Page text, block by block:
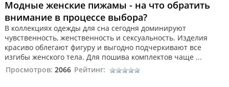
Модные женские пижамы - на что обратить
внимание в процессе выбора?
В коллекциях одежды для сна сегодня доминируют
чувственность, женственность и сексуальность. Изделия
красиво облегают фигуру и выгодно подчеркивают все
изгибы женского тела. Для пошива комплектов чаще ...
Просмотров: 2066 Рейтинг: